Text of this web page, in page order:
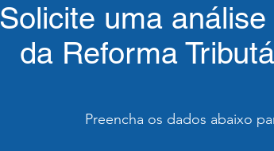
Solicite uma
da Reforma
Preencha os dados abaixo